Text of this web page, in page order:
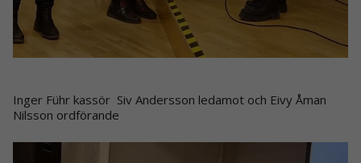
Inger Führ kassör Siv Andersson ledamot och Eivy Åman
Nilsson ordförande